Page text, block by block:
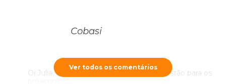
Cobasi
Oi Julia, como vai? anotamos a sua sugestão para os
Ver todos os comentários